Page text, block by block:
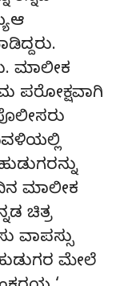
ಆ
ಮಾಲೀಕ
ಪರೋಕ್ಷವಾಗಿ
ಮಾಲೀಕ
ಚಿತ್ರ
ವಾಪಸ್ಸು
ಮೇಲೆ